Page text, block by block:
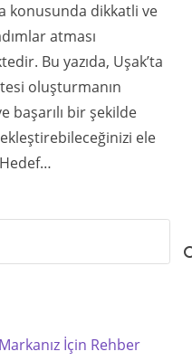
konusunda dikkatli ve
atması
Bu yazıda, Uşak’ta
oluşturmanın
başarılı bir şekilde
ele
İçin Rehber